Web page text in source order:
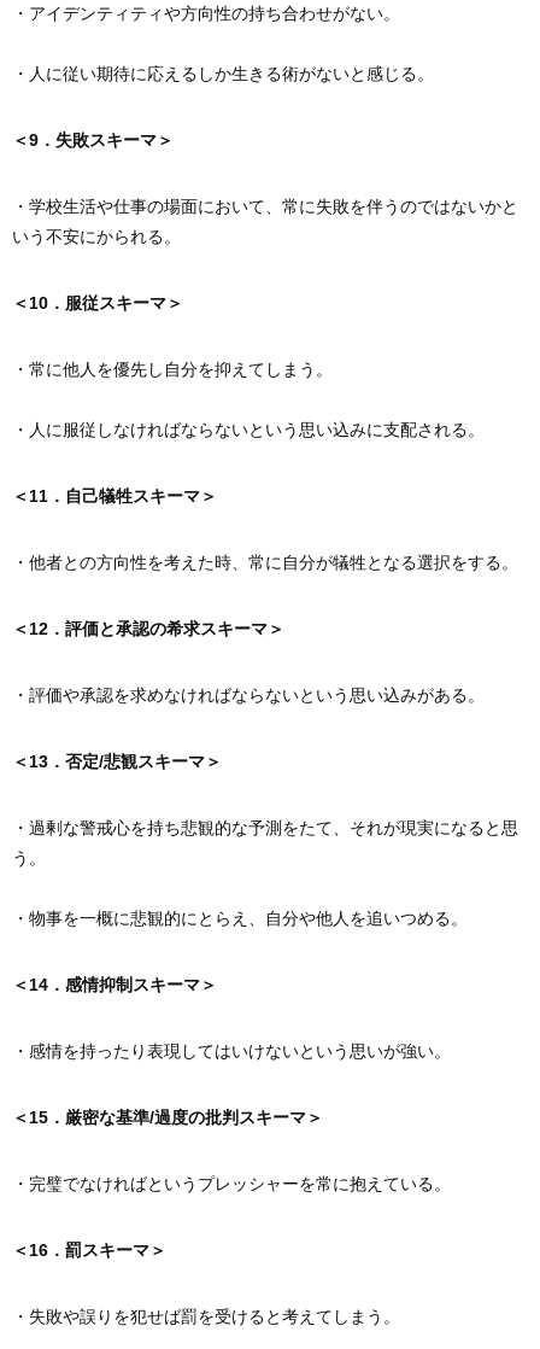
・アイデンティティや方向性の持ち合わせがない。
・人に従い期待に応えるしか生きる術がないと感じる。
＜9．失敗スキーマ＞
・学校生活や仕事の場面において、常に失敗を伴うのではないかと
いう不安にかられる。
＜10．服従スキーマ＞
・常に他人を優先し自分を抑えてしまう。
・人に服従しなければならないという思い込みに支配される。
＜11．自己犠牲スキーマ＞
・他者との方向性を考えた時、常に自分が犠牲となる選択をする。
＜12．評価と承認の希求スキーマ＞
・評価や承認を求めなければならないという思い込みがある。
＜13．否定/悲観スキーマ＞
・過剰な警戒心を持ち悲観的な予測をたて、それが現実になると思
う。
・物事を一概に悲観的にとらえ、自分や他人を追いつめる。
＜14．感情抑制スキーマ＞
・感情を持ったり表現してはいけないという思いが強い。
＜15．厳密な基準/過度の批判スキーマ＞
・完璧でなければというプレッシャーを常に抱えている。
＜16．罰スキーマ＞
・失敗や誤りを犯せば罰を受けると考えてしまう。